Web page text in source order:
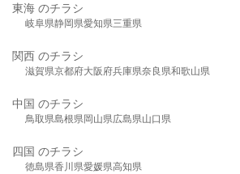
東海 のチラシ
岐阜県静岡県愛知県三重県
関西 のチラシ
滋賀県京都府大阪府兵庫県奈良県和歌山県
中国 のチラシ
鳥取県島根県岡山県広島県山口県
四国 のチラシ
徳島県香川県愛媛県高知県